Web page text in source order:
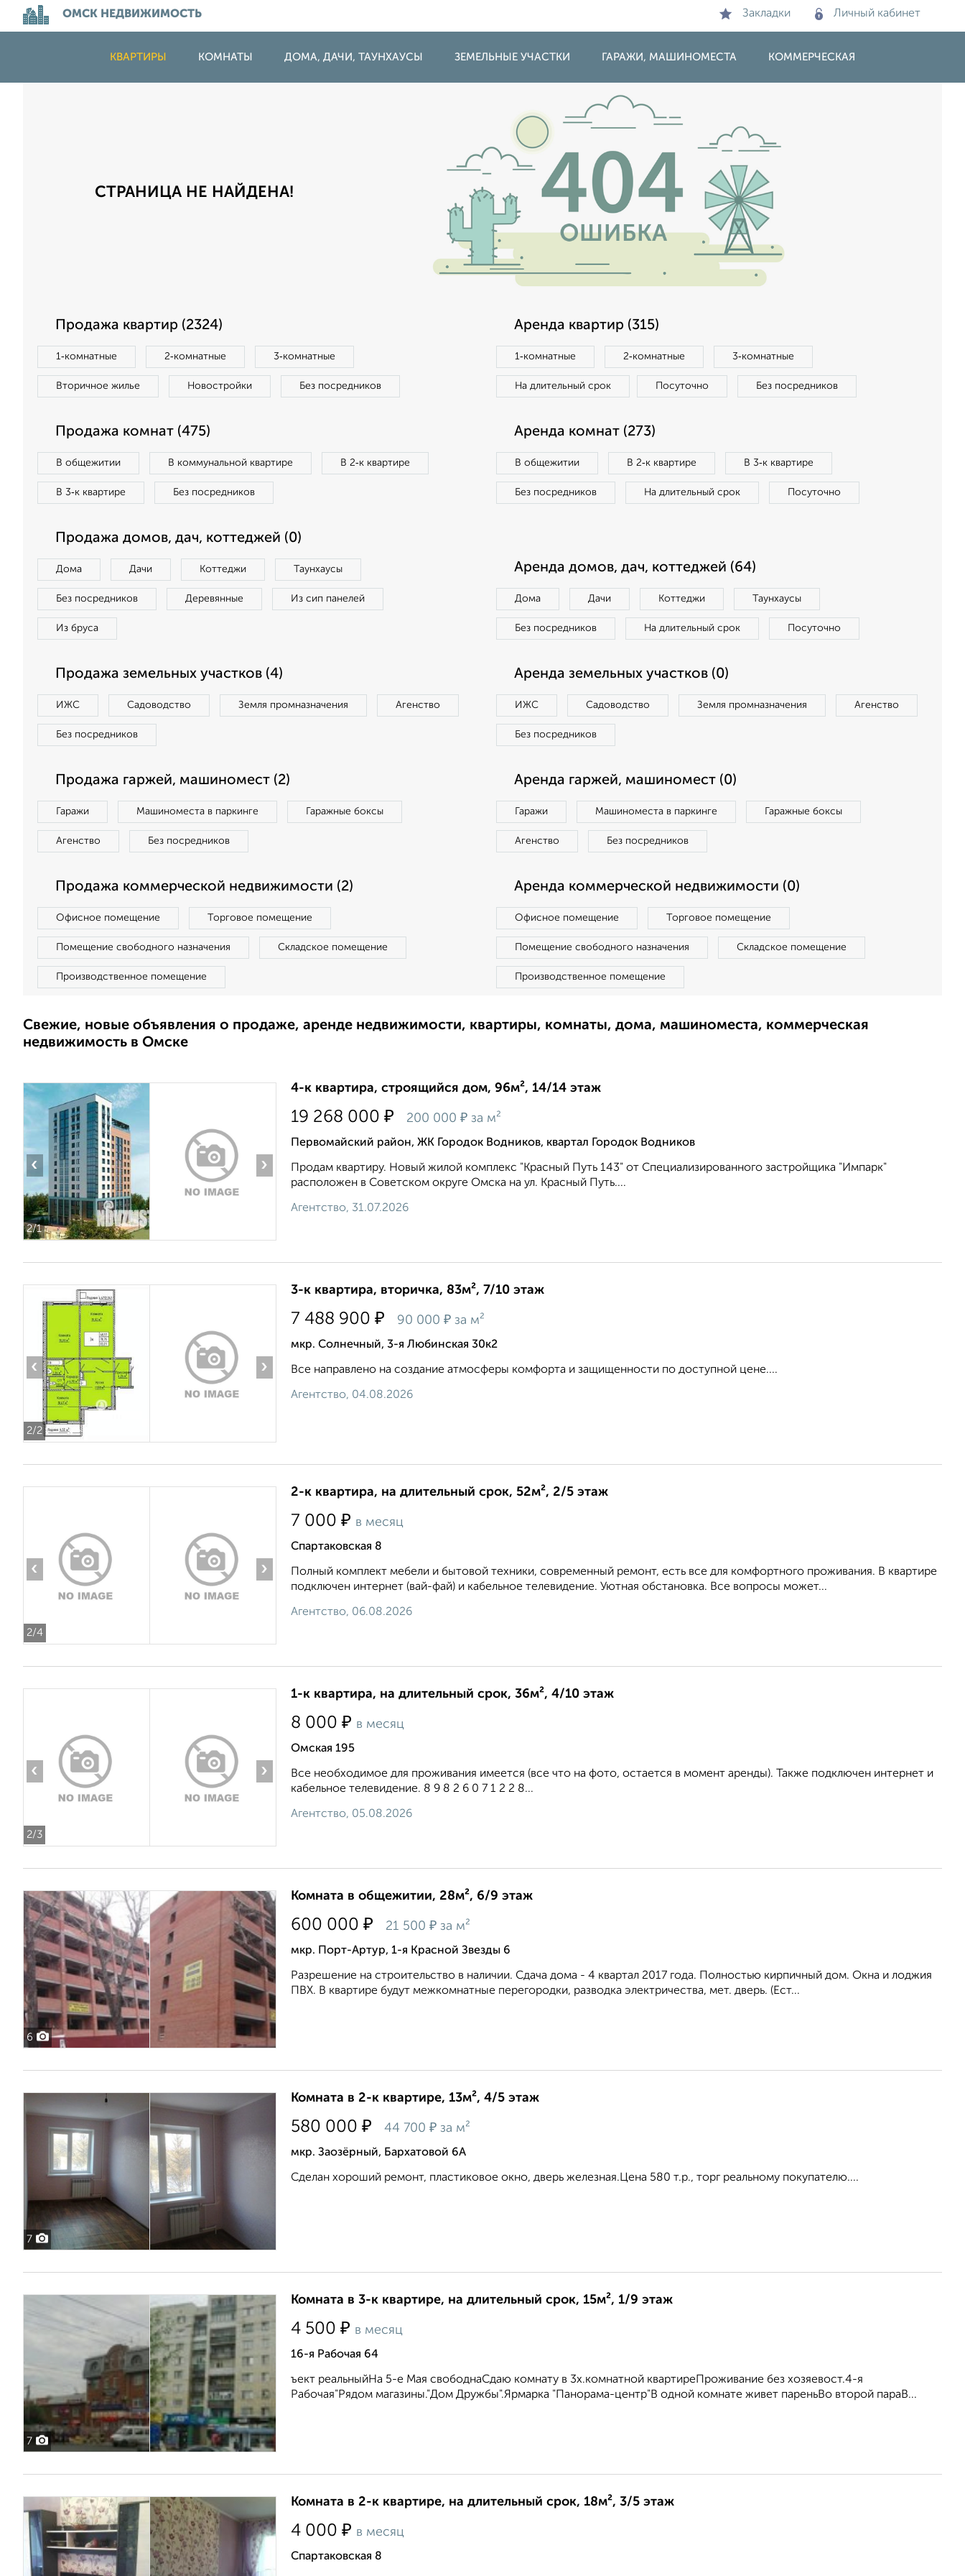
ОМСК НЕДВИЖИМОСТЬ Закладки Личный кабинет
КВАРТИРЫ КОМНАТЫ ДОМА, ДАЧИ, ТАУНХАУСЫ ЗЕМЕЛЬНЫЕ УЧАСТКИ ГАРАЖИ, МАШИНОМЕСТА КОММЕРЧЕСКАЯ
СТРАНИЦА НЕ НАЙДЕНА!
Продажа квартир (2324)
1‑комнатные 2‑комнатные 3‑комнатные
Вторичное жилье Новостройки Без посредников
Аренда квартир (315)
1‑комнатные 2‑комнатные 3‑комнатные
На длительный срок Посуточно Без посредников
Продажа комнат (475)
В общежитии В коммунальной квартире В 2‑к квартире
В 3‑к квартире Без посредников
Аренда комнат (273)
В общежитии В 2‑к квартире В 3‑к квартире
Без посредников На длительный срок Посуточно
Продажа домов, дач, коттеджей (0)
Дома Дачи Коттеджи Таунхаусы
Без посредников Деревянные Из сип панелей
Из бруса
Аренда домов, дач, коттеджей (64)
Дома Дачи Коттеджи Таунхаусы
Без посредников На длительный срок Посуточно
Продажа земельных участков (4)
ИЖС Садоводство Земля промназначения Агенство
Без посредников
Аренда земельных участков (0)
ИЖС Садоводство Земля промназначения Агенство
Без посредников
Продажа гаржей, машиномест (2)
Гаражи Машиноместа в паркинге Гаражные боксы
Агенство Без посредников
Аренда гаржей, машиномест (0)
Гаражи Машиноместа в паркинге Гаражные боксы
Агенство Без посредников
Продажа коммерческой недвижимости (2)
Офисное помещение Торговое помещение
Помещение свободного назначения Складское помещение
Производственное помещение
Аренда коммерческой недвижимости (0)
Офисное помещение Торговое помещение
Помещение свободного назначения Складское помещение
Производственное помещение
Свежие, новые объявления о продаже, аренде недвижимости, квартиры, комнаты, дома, машиноместа, коммерческая
недвижимость в Омске
2/1
‹ ›
4-к квартира, строящийся дом, 96м², 14/14 этаж
19 268 000 ₽ 200 000 ₽ за м²
Первомайский район, ЖК Городок Водников, квартал Городок Водников
Продам квартиру. Новый жилой комплекс "Красный Путь 143" от Специализированного застройщика "Импарк"
расположен в Советском округе Омска на ул. Красный Путь....
Агентство, 31.07.2026
2/2
‹ ›
3-к квартира, вторичка, 83м², 7/10 этаж
7 488 900 ₽ 90 000 ₽ за м²
мкр. Солнечный, 3-я Любинская 30к2
Все направлено на создание атмосферы комфорта и защищенности по доступной цене....
Агентство, 04.08.2026
2/4
‹ ›
2-к квартира, на длительный срок, 52м², 2/5 этаж
7 000 ₽ в месяц
Спартаковская 8
Полный комплект мебели и бытовой техники, современный ремонт, есть все для комфортного проживания. В квартире
подключен интернет (вай-фай) и кабельное телевидение. Уютная обстановка. Все вопросы может...
Агентство, 06.08.2026
2/3
‹ ›
1-к квартира, на длительный срок, 36м², 4/10 этаж
8 000 ₽ в месяц
Омская 195
Все необходимое для проживания имеется (все что на фото, остается в момент аренды). Также подключен интернет и
кабельное телевидение. 8 9 8 2 6 0 7 1 2 2 8...
Агентство, 05.08.2026
6
Комната в общежитии, 28м², 6/9 этаж
600 000 ₽ 21 500 ₽ за м²
мкр. Порт-Артур, 1-я Красной Звезды 6
Разрешение на строительство в наличии. Сдача дома - 4 квартал 2017 года. Полностью кирпичный дом. Окна и лоджия
ПВХ. В квартире будут межкомнатные перегородки, разводка электричества, мет. дверь. (Ест...
7
Комната в 2-к квартире, 13м², 4/5 этаж
580 000 ₽ 44 700 ₽ за м²
мкр. Заозёрный, Бархатовой 6А
Сделан хороший ремонт, пластиковое окно, дверь железная.Цена 580 т.р., торг реальному покупателю....
7
Комната в 3-к квартире, на длительный срок, 15м², 1/9 этаж
4 500 ₽ в месяц
16-я Рабочая 64
ъект реальныйНа 5-е Мая свободнаСдаю комнату в 3х.комнатной квартиреПроживание без хозяевост.4-я
Рабочая"Рядом магазины."Дом Дружбы".Ярмарка "Панорама-центр"В одной комнате живет пареньВо второй параВ...
Комната в 2-к квартире, на длительный срок, 18м², 3/5 этаж
4 000 ₽ в месяц
Спартаковская 8